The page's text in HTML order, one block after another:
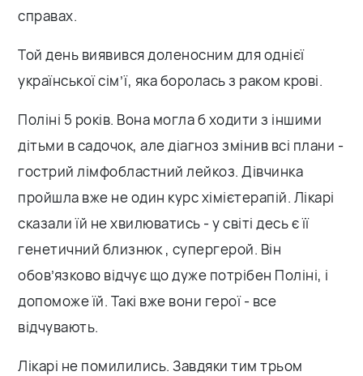
справах.
Той день виявився доленосним для однієї
української сім’ї, яка боролась з раком крові.
Поліні 5 років. Вона могла б ходити з іншими
дітьми в садочок, але діагноз змінив всі плани -
гострий лімфобластний лейкоз. Дівчинка
пройшла вже не один курс хімієтерапій. Лікарі
сказали їй не хвилюватись - у світі десь є її
генетичний близнюк , супергерой. Він
обов’язково відчує що дуже потрібен Поліні, і
допоможе їй. Такі вже вони герої - все
відчувають.
Лікарі не помилились. Завдяки тим трьом